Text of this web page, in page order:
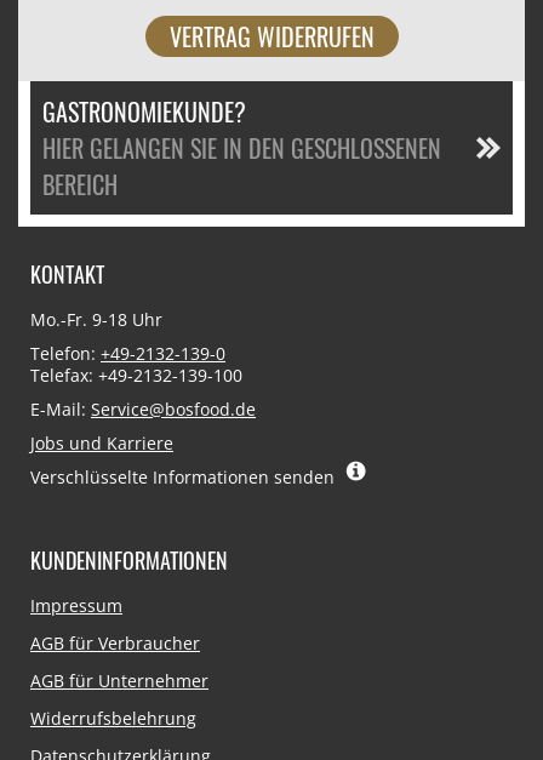
VERTRAG WIDERRUFEN
GASTRONOMIEKUNDE?
HIER GELANGEN SIE IN DEN GESCHLOSSENEN
BEREICH
KONTAKT
Mo.-Fr. 9-18 Uhr
Telefon: +49-2132-139-0
Telefax: +49-2132-139-100
E-Mail: Service@bosfood.de
Jobs und Karriere
Verschlüsselte Informationen senden
KUNDENINFORMATIONEN
Navigation
Impressum
AGB für Verbraucher
AGB für Unternehmer
Widerrufsbelehrung
Datenschutzerklärung